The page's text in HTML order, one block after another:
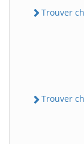
Trouver
Trouver